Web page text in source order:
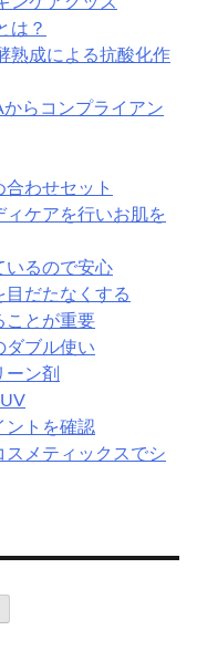
は？
熟成による抗酸化作
からコンプライアン
わせセット
ケアを行いお肌を
いるので安心
だたなくする
ことが重要
ダブル使い
ーン剤
ントを確認
メティックスでシ